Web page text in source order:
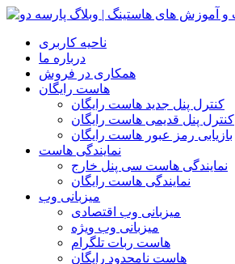
ناحیه کاربری
درباره ما
همکاری در فروش
هاست رایگان
کنترل پنل جدید هاست رایگان
کنترل پنل قدیمی هاست رایگان
بازیابی رمز عبور هاست رایگان
نمایندگی هاست
نمایندگی هاست سی پنل خارج
نمایندگی هاست رایگان
میزبانی وب
میزبانی وب اقتصادی
میزبانی وب ویژه
هاست ربات تلگرام
هاست نامحدود رایگان